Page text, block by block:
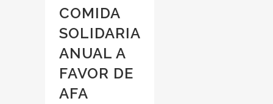
COMIDA
SOLIDARIA
ANUAL A
FAVOR DE
AFA